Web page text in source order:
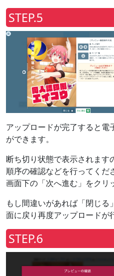
STEP.5
アップロードが完了すると
ができます。
断ち切り状態で表示されます
順序の確認などを行ってくだ
画面下の「次へ進む」をクリ
もし間違いがあれば「閉じ
面に戻り再度アップロードが
STEP.6